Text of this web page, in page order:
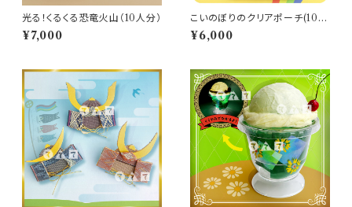
光る！くるくる恐竜火山（10人分）
¥7,000
こいのぼりのクリアポーチ(10人
分)
¥6,000